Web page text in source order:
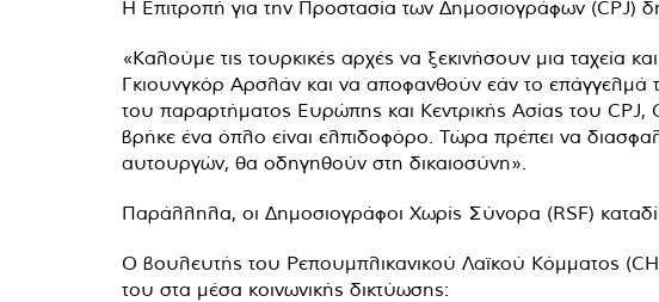
Η Επιτροπή για την Προστασία των Δημοσιογράφων (CPJ)
«Καλούμε τις τουρκικές αρχές να ξεκινήσουν μια
Γκιουνγκόρ Αρσλάν και να αποφανθούν εάν το επάγγελμά
του παραρτήματος Ευρώπης και Κεντρικής Ασίας του
βρήκε ένα όπλο είναι ελπιδοφόρο. Τώρα πρέπει να
αυτουργών, θα οδηγηθούν στη δικαιοσύνη».
Παράλληλα, οι Δημοσιογράφοι Χωρίς Σύνορα (RSF)
Ο βουλευτής του Ρεπουμπλικανικού Λαϊκού Κόμματος
του στα μέσα κοινωνικής δικτύωσης: